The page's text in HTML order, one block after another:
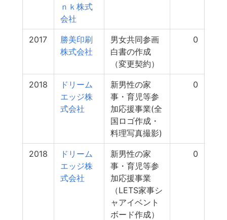
ｎｋ株式
会社
2017
勝美印刷
株式会社
男女共同参画
白書の作成
（変更契約）
0
2018
ドリーム
エッジ株
式会社
新男性の家
事・育児等参
加応援事業(全
国ロゴ作成・
料理写真撮影)
0
2018
ドリーム
エッジ株
式会社
新男性の家
事・育児等参
加応援事業
（LETS家事シ
ャアイベント
ボード作成）
0